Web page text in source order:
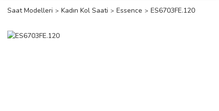
Saat Modelleri Kadın Kol Saati Essence ES6703FE.120